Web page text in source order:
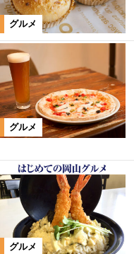
グルメ
グルメ
グルメ